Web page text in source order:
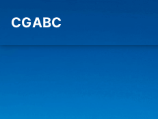
CGABC